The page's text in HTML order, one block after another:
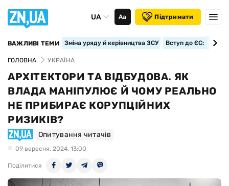
UA Аа Підтримати
ВАЖЛИВІ ТЕМИ Зміна уряду й керівництва ЗСУ Вступ до ЄС:
ГОЛОВНА УКРАЇНА
АРХІТЕКТОРИ ТА ВІДБУДОВА. ЯК
ВЛАДА МАНІПУЛЮЄ Й ЧОМУ РЕАЛЬНО
НЕ ПРИБИРАЄ КОРУПЦІЙНИХ
РИЗИКІВ?
Опитування читачів
09 вересня, 2024, 13:00
Поділитися